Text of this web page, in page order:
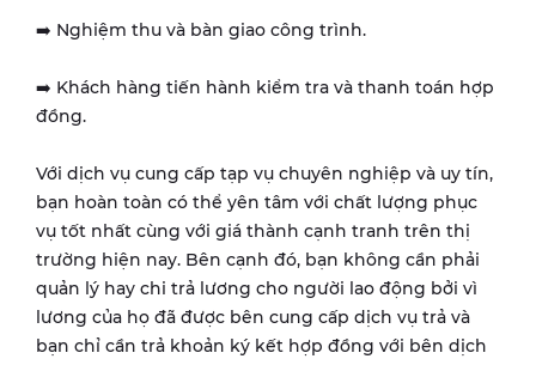
➡️ Nghiệm thu và bàn giao công trình.
➡️ Khách hàng tiến hành kiểm tra và thanh toán hợp
đồng.
Với dịch vụ cung cấp tạp vụ chuyên nghiệp và uy tín,
bạn hoàn toàn có thể yên tâm với chất lượng phục
vụ tốt nhất cùng với giá thành cạnh tranh trên thị
trường hiện nay. Bên cạnh đó, bạn không cần phải
quản lý hay chi trả lương cho người lao động bởi vì
lương của họ đã được bên cung cấp dịch vụ trả và
bạn chỉ cần trả khoản ký kết hợp đồng với bên dịch